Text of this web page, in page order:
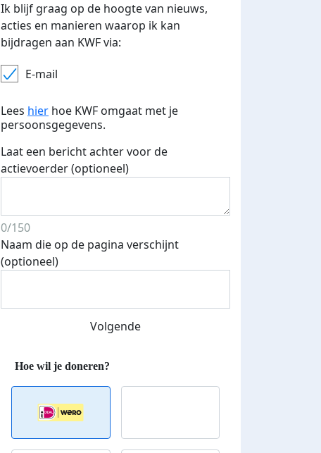
Ik blijf graag op de hoogte van nieuws,
acties en manieren waarop ik kan
bijdragen aan KWF via:
E-mail
Lees hier hoe KWF omgaat met je
persoonsgegevens.
Laat een bericht achter voor de
actievoerder (optioneel)
0/150
Naam die op de pagina verschijnt
(optioneel)
Volgende